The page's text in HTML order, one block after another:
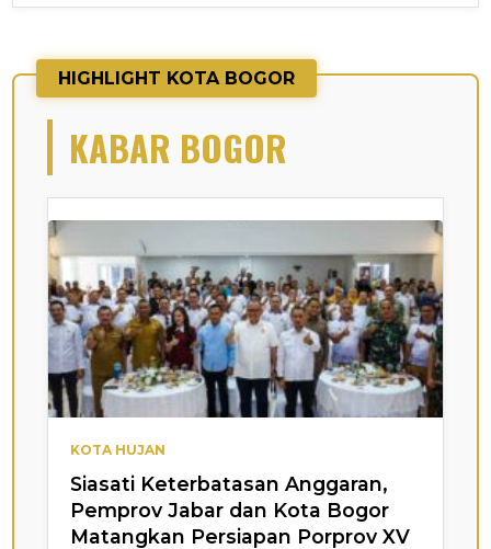
HIGHLIGHT KOTA BOGOR
KABAR BOGOR
KOTA HUJAN
Siasati Keterbatasan Anggaran,
Pemprov Jabar dan Kota Bogor
Matangkan Persiapan Porprov XV